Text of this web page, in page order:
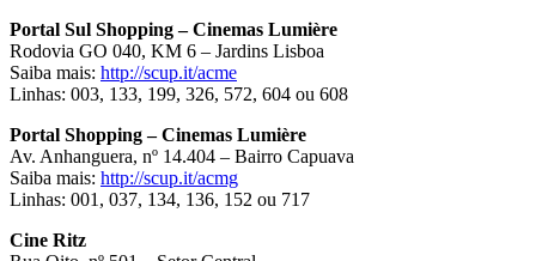
Portal Sul Shopping – Cinemas Lumière
Rodovia GO 040, KM 6 – Jardins Lisboa
Saiba mais: http://scup.it/acme
Linhas: 003, 133, 199, 326, 572, 604 ou 608
Portal Shopping – Cinemas Lumière
Av. Anhanguera, nº 14.404 – Bairro Capuava
Saiba mais: http://scup.it/acmg
Linhas: 001, 037, 134, 136, 152 ou 717
Cine Ritz